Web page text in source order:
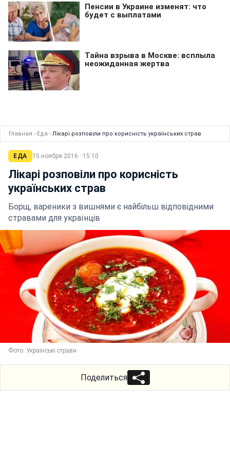
Главная › Еда › Лікарі розповіли про корисність українських страв
ЕДА 15 ноября 2016 · 15:10
Лікарі розповіли про корисність
українських страв
Борщ, вареники з вишнями є найбільш відповідними
стравами для українців
Фото: Українські страви
Поделиться